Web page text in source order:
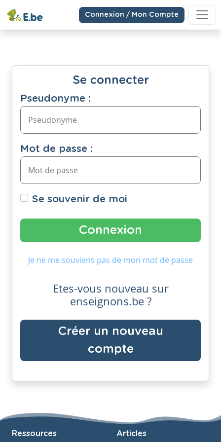
Connexion / Mon Compte
Se connecter
Pseudonyme :
Mot de passe :
Se souvenir de moi
Je ne me souviens pas de mon mot de passe
Etes-vous nouveau sur
enseignons.be ?
Créer un nouveau
compte
Ressources Articles